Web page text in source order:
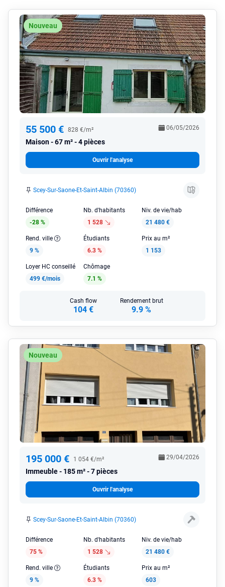
Nouveau
55 500 € 828 €/m²
Maison 67 m² - 4 pièces
06/05/2026
Ouvrir l'analyse
Scey-Sur-Saone-Et-Saint-Albin (70360)
Différence
-28 %
Nb. d'habitants
1 528
Niv. de vie/hab
21 480 €
Rend. ville
9 %
Étudiants
6.3 %
Prix au m²
1 153
Loyer HC conseillé
499 €/mois
Chômage
7.1 %
Cash flow
104 €
Rendement brut
9.9 %
Nouveau
195 000 € 1 054 €/m²
Immeuble 185 m² - 7 pièces
29/04/2026
Ouvrir l'analyse
Scey-Sur-Saone-Et-Saint-Albin (70360)
Différence
75 %
Nb. d'habitants
1 528
Niv. de vie/hab
21 480 €
Rend. ville
9 %
Étudiants
6.3 %
Prix au m²
603